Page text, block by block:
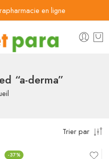
en ligne
“a-derma”
Trier par
-37%